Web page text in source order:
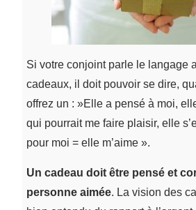
Si votre conjoint parle le langage
cadeaux, il doit pouvoir se dire,
offrez un : »Elle a pensé à moi,
qui pourrait me faire plaisir, elle
pour moi = elle m’aime ».
Un cadeau doit être pensé et
personne aimée. La vision des